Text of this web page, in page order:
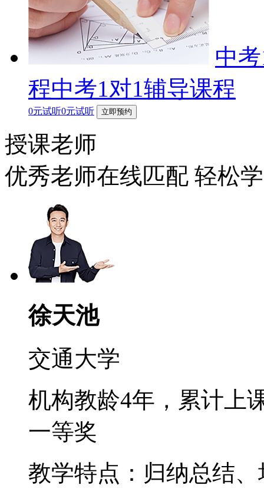
中
程中考1对1辅导课程
0元试听0元试听 立即预约
授课老师
优秀老师在线匹配 轻松
徐天池
交通大学
机构教龄4年，累计上
一等奖
教学特点：归纳总结